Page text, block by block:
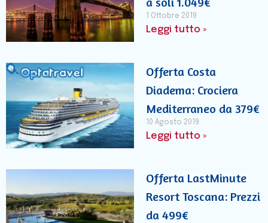
1 Ottobre 2019
Leggi tutto »
Offerta Costa
Diadema: Crociera
Mediterraneo da 379€
10 Agosto 2019
Leggi tutto »
Offerta LastMinute
Resort Toscana: Prezzi
da 499€